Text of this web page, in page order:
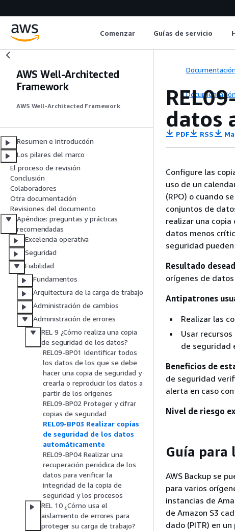
Comenzar Guías de servicio
AWS Well-Architected
Framework
AWS Well-Architected Framework
Resumen e introducción
Los pilares del marco
El proceso de revisión
Conclusión
Colaboradores
Otra documentación
Revisiones del documento
Apéndice: preguntas y prácticas
recomendadas
Excelencia operativa
Seguridad
Fiabilidad
Fundamentos
Arquitectura de la carga de trabajo
Administración de cambios
Administración de errores
REL 9 ¿Cómo realiza una copia
de seguridad de los datos?
REL09-BP01 Identificar todos
los datos de los que se debe
hacer una copia de seguridad y
crearla o reproducir los datos a
partir de los orígenes
REL09-BP02 Proteger y cifrar
copias de seguridad
REL09-BP03 Realizar copias
de seguridad de los datos
automáticamente
REL09-BP04 Realizar una
recuperación periódica de los
datos para verificar la
integridad de la copia de
seguridad y los procesos
REL 10 ¿Cómo usa el
aislamiento de errores para
proteger su carga de trabajo?
datos
PDF RSS
Configure las
uso de un
(RPO) o cuando
conjuntos de
realizar una
datos menos
seguridad
Resultado
orígenes de
Antipatrones
Realizar las
Usar
de seguridad
Beneficios de
de seguridad
alerta en caso
Nivel de riesgo
Guía para
AWS Backup se
para varios
instancias de
de Amazon S3
dado (PITR) en